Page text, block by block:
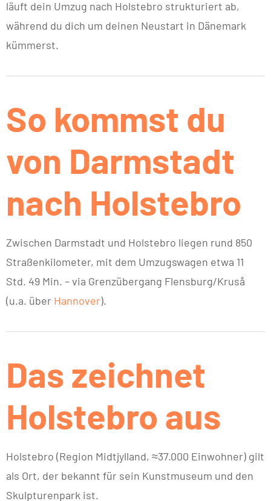
läuft dein Umzug nach Holstebro strukturiert ab,
während du dich um deinen Neustart in Dänemark
kümmerst.
So kommst du
von Darmstadt
nach Holstebro
Zwischen Darmstadt und Holstebro liegen rund 850
Straßenkilometer, mit dem Umzugswagen etwa 11
Std. 49 Min. – via Grenzübergang Flensburg/Kruså
(u.a. über Hannover).
Das zeichnet
Holstebro aus
Holstebro (Region Midtjylland, ≈37.000 Einwohner) gilt
als Ort, der bekannt für sein Kunstmuseum und den
Skulpturenpark ist.